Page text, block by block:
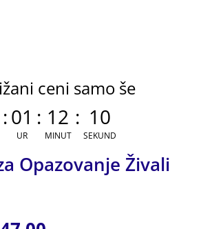
ceni samo še
:01
UR
: 12
MINUT
: 09
SEKUND
Opazovanje Živali